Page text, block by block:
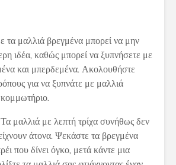
τα μαλλιά βρεγμένα μπορεί να μην
ιδέα, καθώς μπορεί να ξυπνήσετε με
και μπερδεμένα. Ακολουθήστε
για να ξυπνάτε με μαλλιά
μαλλιά με λεπτή τρίχα συνήθως δεν
άτονα. Ψεκάστε τα βρεγμένα
που δίνει όγκο, μετά κάντε μια